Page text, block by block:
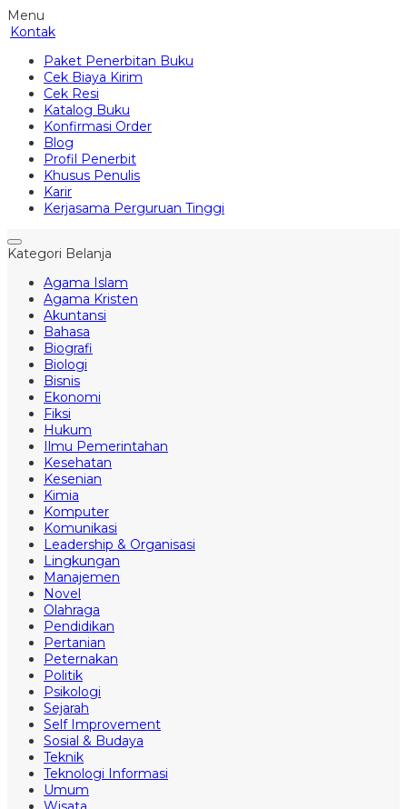
Menu
Kontak
Paket Penerbitan Buku
Cek Biaya Kirim
Cek Resi
Katalog Buku
Konfirmasi Order
Blog
Profil Penerbit
Khusus Penulis
Karir
Kerjasama Perguruan Tinggi
Kategori Belanja
Agama Islam
Agama Kristen
Akuntansi
Bahasa
Biografi
Biologi
Bisnis
Ekonomi
Fiksi
Hukum
Ilmu Pemerintahan
Kesehatan
Kesenian
Kimia
Komputer
Komunikasi
Leadership & Organisasi
Lingkungan
Manajemen
Novel
Olahraga
Pendidikan
Pertanian
Peternakan
Politik
Psikologi
Sejarah
Self Improvement
Sosial & Budaya
Teknik
Teknologi Informasi
Umum